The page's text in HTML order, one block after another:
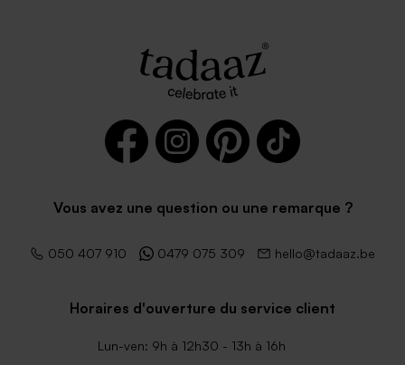
Vous avez une question ou une remarque ?
050 407 910 0479 075 309 hello@tadaaz.be
Horaires d'ouverture du service client
Lun-ven: 9h à 12h30 - 13h à 16h